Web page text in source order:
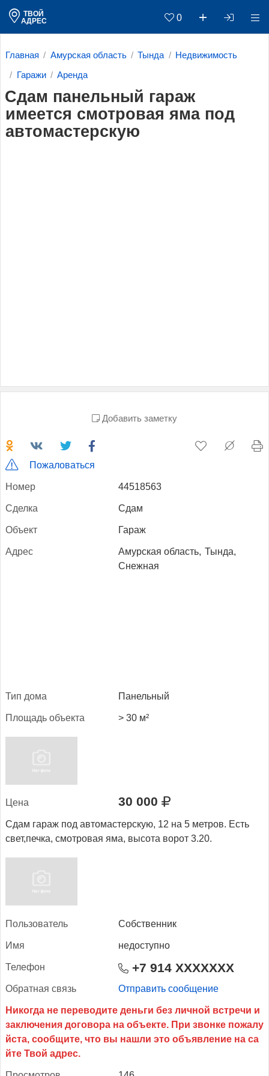
ТВОЙ
АДРЕС
0
Главная Амурская область Тында Недвижимость
Гаражи Аренда
Сдам панельный гараж
имеется смотровая яма под
автомастерскую
Добавить заметку
Пожаловаться
Но­мер 44518563
Сдел­ка Сдам
Объ­ект Гараж
Ад­рес Амурская область, Тында,
Снежная
Тип до­ма Панельный
Пло­щадь объ­ек­та > 30 м²
Це­на 30 000
Сдам гараж под автомастерскую, 12 на 5 метров. Есть
свет,печка, смотровая яма, высота ворот 3.20.
Поль­зо­ватель Собственник
Имя недоступно
Те­лефон +7 914 XXXXXXX
Об­ратная связь Отправить сообщение